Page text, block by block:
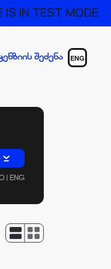
IS IN TEST MODE
შეძენა ENG
| ENG